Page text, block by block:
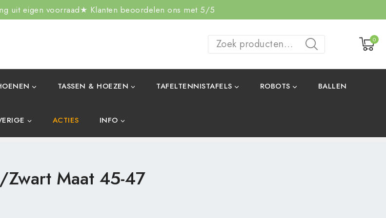
uit eigen voorraad★ Klanten beoordelen ons met 5/5
ZOEKEN
0
TASSEN & HOEZEN TAFELTENNISTAFELS ROBOTS BALLEN
ACTIES INFO
Maat 45-47